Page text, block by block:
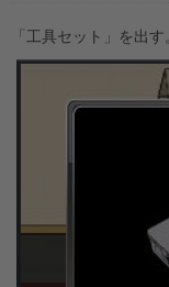
「工具セット」を出す